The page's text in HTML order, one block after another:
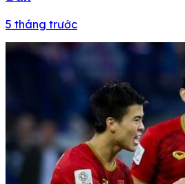
5 tháng trước